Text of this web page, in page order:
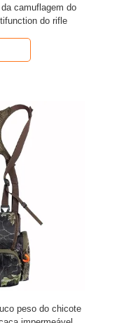
camuflagem do
do rifle
peso do chicote